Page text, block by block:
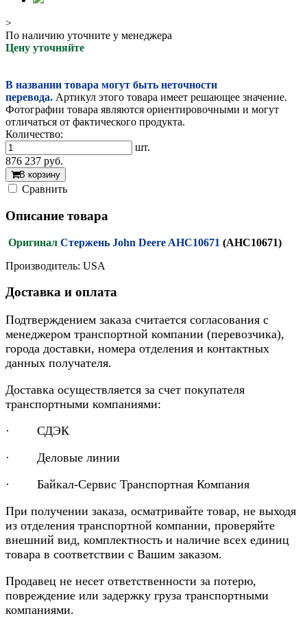
>
По наличию уточните у менеджера
Цену уточняйте
В названии товара могут быть неточности
перевода. Артикул этого товара имеет решающее значение.
Фотографии товара являются ориентировочными и могут
отличаться от фактического продукта.
Количество:
шт.
876 237 руб.
В корзину
Cравнить
Описание товара
Оригинал Стержень John Deere AHC10671 (AHC10671)
Производитель: USA
Доставка и оплата
Подтверждением заказа считается согласования с
менеджером транспортной компании (перевозчика),
города доставки, номера отделения и контактных
данных получателя.
Доставка осуществляется за счет покупателя
транспортными компаниями:
· СДЭК
· Деловые линии
· Байкал-Сервис Транспортная Компания
При получении заказа, осматривайте товар, не выходя
из отделения транспортной компании, проверяйте
внешний вид, комплектность и наличие всех единиц
товара в соответствии с Вашим заказом.
Продавец не несет ответственности за потерю,
повреждение или задержку груза транспортными
компаниями.